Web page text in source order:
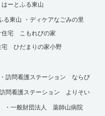
ーとふる東山
る東山
・ディケアなごみの里
住宅 こもれびの家
宅 ひだまりの家小野
・訪問看護ステーション ならび
訪問看護ステーション よりそい
・一般財団法人 薬師山病院